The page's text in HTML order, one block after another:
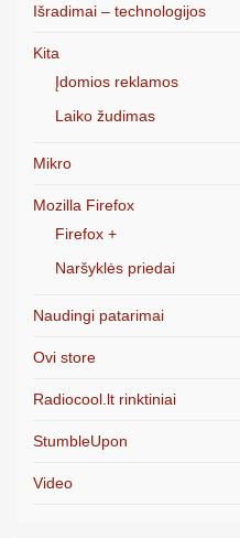
Išradimai – technologijos
Kita
Įdomios reklamos
Laiko žudimas
Mikro
Mozilla Firefox
Firefox +
Naršyklės priedai
Naudingi patarimai
Ovi store
Radiocool.lt rinktiniai
StumbleUpon
Video